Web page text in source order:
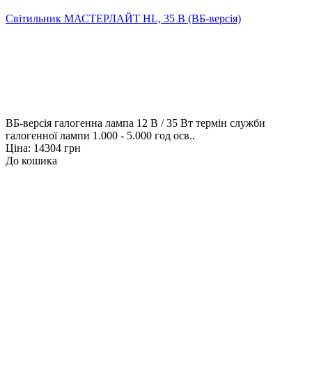
Світильник МАСТЕРЛАЙТ HL, 35 В (ВБ-версія)
ВБ-версія галогенна лампа 12 В / 35 Вт термін служби
галогенної лампи 1.000 - 5.000 год осв..
Ціна: 14304 грн
До кошика